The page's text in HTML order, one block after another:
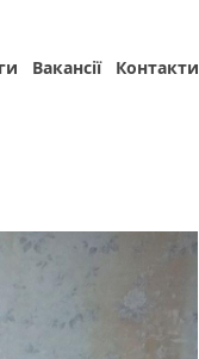
Вакансії Контакти